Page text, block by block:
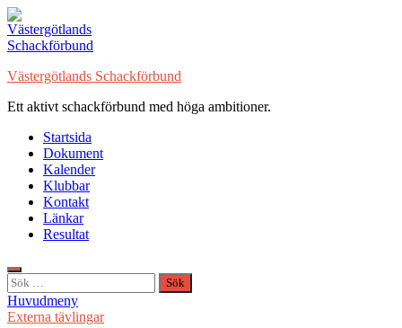
Hoppa
till
innehåll
Västergötlands Schackförbund
Ett aktivt schackförbund med höga ambitioner.
Startsida
Dokument
Kalender
Klubbar
Kontakt
Länkar
Resultat
Sök
efter:
Huvudmeny
Externa tävlingar